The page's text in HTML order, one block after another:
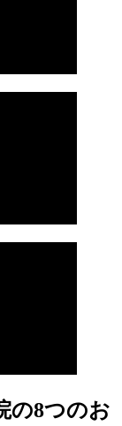
の8つのお